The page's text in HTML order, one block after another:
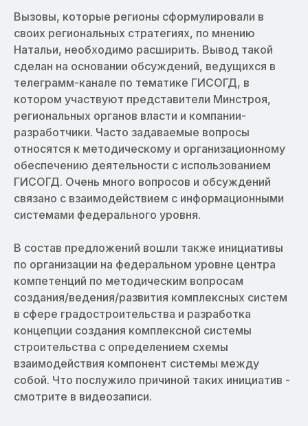
Вызовы, которые регионы сформулировали в
своих региональных стратегиях, по мнению
Натальи, необходимо расширить. Вывод такой
сделан на основании обсуждений, ведущихся в
телеграмм-канале по тематике ГИСОГД, в
котором участвуют представители Минстроя,
региональных органов власти и компании-
разработчики. Часто задаваемые вопросы
относятся к методическому и организационному
обеспечению деятельности с использованием
ГИСОГД. Очень много вопросов и обсуждений
связано с взаимодействием с информационными
системами федерального уровня.
В состав предложений вошли также инициативы
по организации на федеральном уровне центра
компетенций по методическим вопросам
создания/ведения/развития комплексных систем
в сфере градостроительства и разработка
концепции создания комплексной системы
строительства с определением схемы
взаимодействия компонент системы между
собой. Что послужило причиной таких инициатив -
смотрите в видеозаписи.